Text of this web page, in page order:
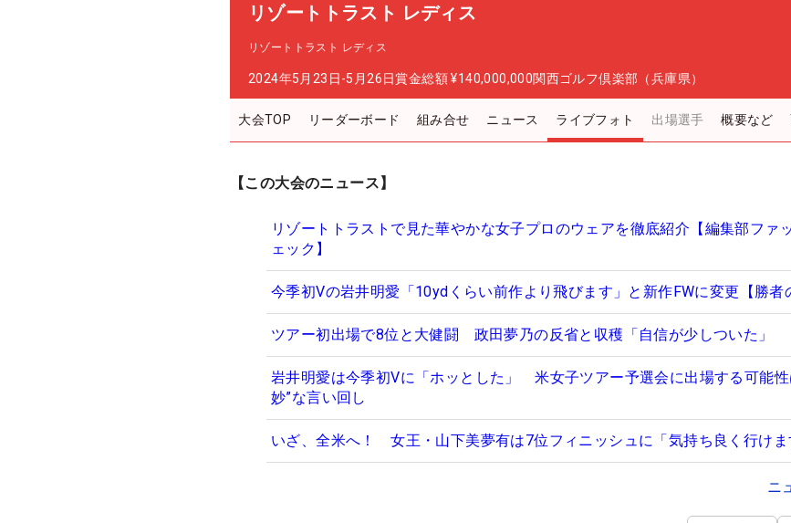
リゾートトラスト レディス
リゾートトラスト レディス
2024年5月23日-5月26日賞金総額 ¥140,000,000関西ゴルフ倶楽部（兵庫県）
大会TOP リーダーボード 組み合せ ニュース ライブフォト 出場選手 概要など
【この大会のニュース】
リゾートトラストで見た華やかな女子プロのウェアを徹底紹介【編集部ファ
ェック】
今季初Vの岩井明愛「10ydくらい前作より飛びます」と新作FWに変更【勝者
ツアー初出場で8位と大健闘 政田夢乃の反省と収穫「自信が少しついた」
岩井明愛は今季初Vに「ホッとした」 米女子ツアー予選会に出場する可能性
妙”な言い回し
いざ、全米へ！ 女王・山下美夢有は7位フィニッシュに「気持ち良く行けま
ニ